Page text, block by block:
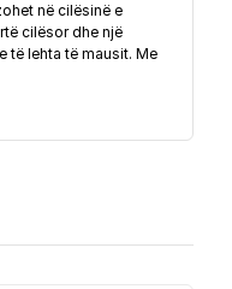
në cilësinë e
cilësor dhe një
të lehta të mausit. Me